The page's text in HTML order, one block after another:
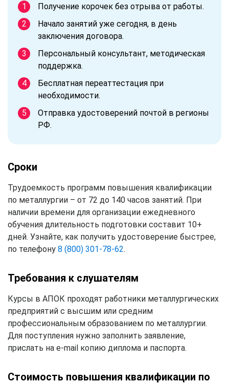
Получение корочек без отрыва от работы.
Начало занятий уже сегодня, в день
заключения договора.
Персональный консультант, методическая
поддержка.
Бесплатная переаттестация при
необходимости.
Отправка удостоверений почтой в регионы
РФ.
Сроки
Трудоемкость программ повышения квалификации
по металлургии – от 72 до 140 часов занятий. При
наличии времени для организации ежедневного
обучения длительность подготовки составит 10+
дней. Узнайте, как получить удостоверение быстрее,
по телефону 8 (800) 301-78-62.
Требования к слушателям
Курсы в АПОК проходят работники металлургических
предприятий с высшим или средним
профессиональным образованием по металлургии.
Для поступления нужно заполнить заявление,
прислать на e-mail копию диплома и паспорта.
Стоимость повышения квалификации по